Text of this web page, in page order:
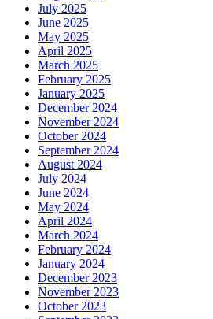
July 2025
June 2025
May 2025
April 2025
March 2025
February 2025
January 2025
December 2024
November 2024
October 2024
September 2024
August 2024
July 2024
June 2024
May 2024
April 2024
March 2024
February 2024
January 2024
December 2023
November 2023
October 2023